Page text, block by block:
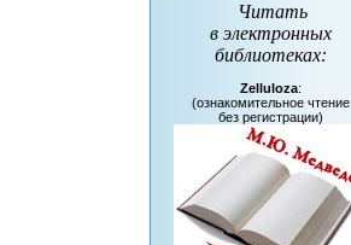
Читать
в электронных
библиотеках:
Zelluloza:
(ознакомительное чтение
без регистрации)